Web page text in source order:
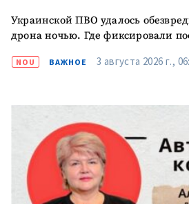
Украинской ПВО удалось
дрона ночью. Где фиксировали
NOU ВАЖНОЕ 3 августа 2026 г.,